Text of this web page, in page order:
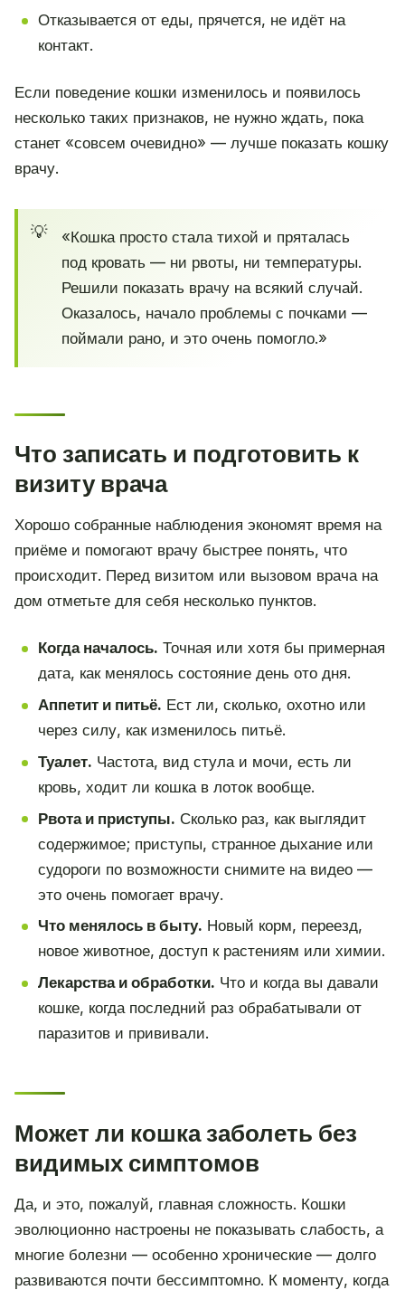
Отказывается от еды, прячется, не идёт на
контакт.
Если поведение кошки изменилось и появилось
несколько таких признаков, не нужно ждать, пока
станет «совсем очевидно» — лучше показать кошку
врачу.
«Кошка просто стала тихой и пряталась
под кровать — ни рвоты, ни температуры.
Решили показать врачу на всякий случай.
Оказалось, начало проблемы с почками —
поймали рано, и это очень помогло.»
Что записать и подготовить к
визиту врача
Хорошо собранные наблюдения экономят время на
приёме и помогают врачу быстрее понять, что
происходит. Перед визитом или вызовом врача на
дом отметьте для себя несколько пунктов.
Когда началось. Точная или хотя бы примерная
дата, как менялось состояние день ото дня.
Аппетит и питьё. Ест ли, сколько, охотно или
через силу, как изменилось питьё.
Туалет. Частота, вид стула и мочи, есть ли
кровь, ходит ли кошка в лоток вообще.
Рвота и приступы. Сколько раз, как выглядит
содержимое; приступы, странное дыхание или
судороги по возможности снимите на видео —
это очень помогает врачу.
Что менялось в быту. Новый корм, переезд,
новое животное, доступ к растениям или химии.
Лекарства и обработки. Что и когда вы давали
кошке, когда последний раз обрабатывали от
паразитов и прививали.
Может ли кошка заболеть без
видимых симптомов
Да, и это, пожалуй, главная сложность. Кошки
эволюционно настроены не показывать слабость, а
многие болезни — особенно хронические — долго
развиваются почти бессимптомно. К моменту, когда